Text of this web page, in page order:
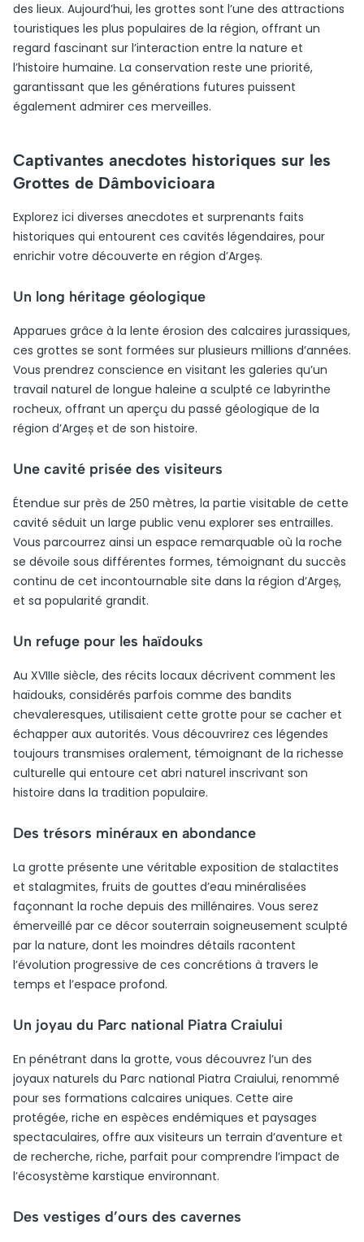
des lieux. Aujourd’hui, les grottes sont l’une des attractions
touristiques les plus populaires de la région, offrant un
regard fascinant sur l’interaction entre la nature et
l’histoire humaine. La conservation reste une priorité,
garantissant que les générations futures puissent
également admirer ces merveilles.
Captivantes anecdotes historiques sur les
Grottes de Dâmbovicioara
Explorez ici diverses anecdotes et surprenants faits
historiques qui entourent ces cavités légendaires, pour
enrichir votre découverte en région d’Argeș.
Un long héritage géologique
Apparues grâce à la lente érosion des calcaires jurassiques,
ces grottes se sont formées sur plusieurs millions d’années.
Vous prendrez conscience en visitant les galeries qu’un
travail naturel de longue haleine a sculpté ce labyrinthe
rocheux, offrant un aperçu du passé géologique de la
région d’Argeș et de son histoire.
Une cavité prisée des visiteurs
Étendue sur près de 250 mètres, la partie visitable de cette
cavité séduit un large public venu explorer ses entrailles.
Vous parcourrez ainsi un espace remarquable où la roche
se dévoile sous différentes formes, témoignant du succès
continu de cet incontournable site dans la région d’Argeș,
et sa popularité grandit.
Un refuge pour les haïdouks
Au XVIIIe siècle, des récits locaux décrivent comment les
haïdouks, considérés parfois comme des bandits
chevaleresques, utilisaient cette grotte pour se cacher et
échapper aux autorités. Vous découvrirez ces légendes
toujours transmises oralement, témoignant de la richesse
culturelle qui entoure cet abri naturel inscrivant son
histoire dans la tradition populaire.
Des trésors minéraux en abondance
La grotte présente une véritable exposition de stalactites
et stalagmites, fruits de gouttes d’eau minéralisées
façonnant la roche depuis des millénaires. Vous serez
émerveillé par ce décor souterrain soigneusement sculpté
par la nature, dont les moindres détails racontent
l’évolution progressive de ces concrétions à travers le
temps et l’espace profond.
Un joyau du Parc national Piatra Craiului
En pénétrant dans la grotte, vous découvrez l’un des
joyaux naturels du Parc national Piatra Craiului, renommé
pour ses formations calcaires uniques. Cette aire
protégée, riche en espèces endémiques et paysages
spectaculaires, offre aux visiteurs un terrain d’aventure et
de recherche, riche, parfait pour comprendre l’impact de
l’écosystème karstique environnant.
Des vestiges d’ours des cavernes